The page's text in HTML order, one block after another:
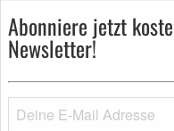
Abonniere jetzt
Newsletter!